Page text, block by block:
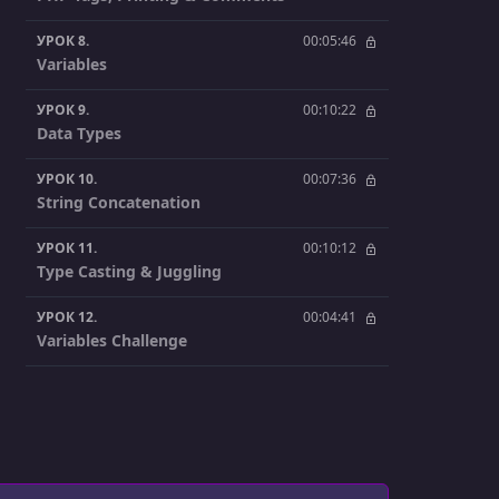
УРОК 8. 00:05:46
Variables
УРОК 9. 00:10:22
Data Types
УРОК 10. 00:07:36
String Concatenation
УРОК 11. 00:10:12
Type Casting & Juggling
УРОК 12. 00:04:41
Variables Challenge
String Functions